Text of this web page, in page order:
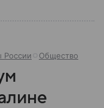
России Общество